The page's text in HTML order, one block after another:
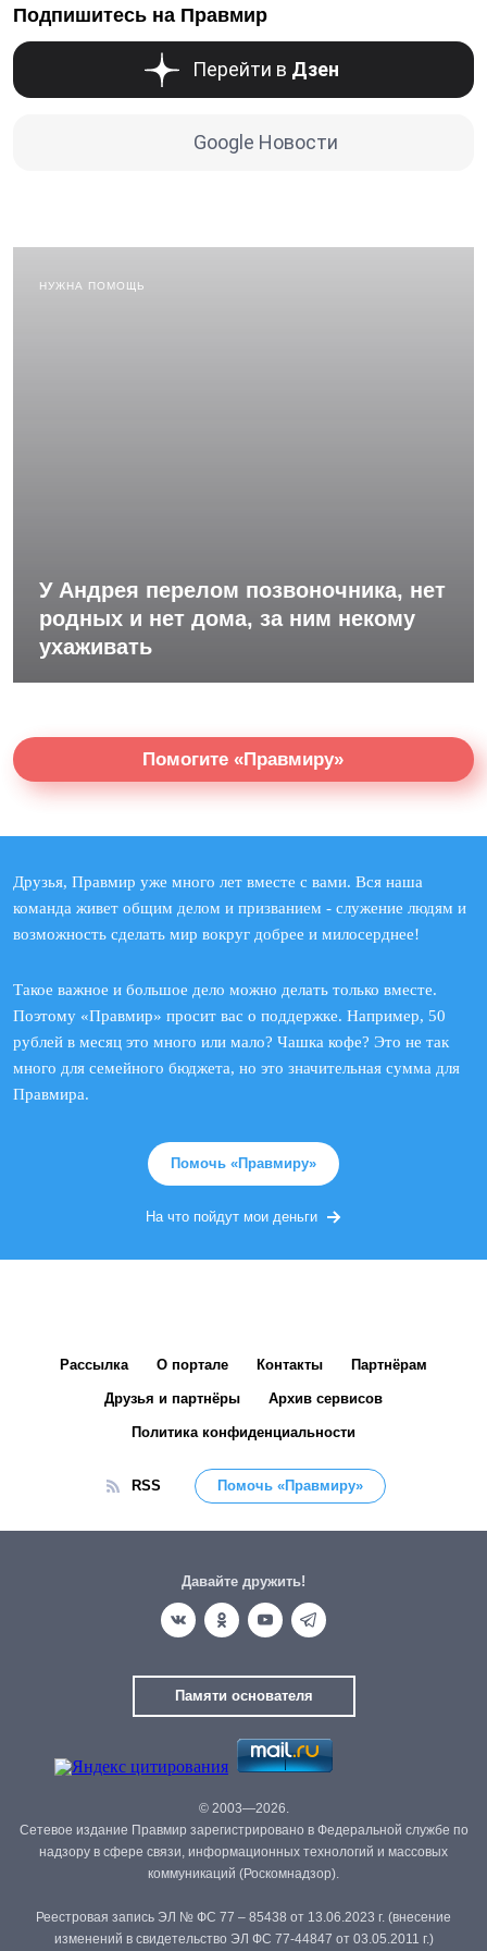
Подпишитесь на Правмир
Перейти в Дзен
Google Новости
НУЖНА ПОМОЩЬ
У Андрея перелом позвоночника, нет
родных и нет дома, за ним некому
ухаживать
Помогите «Правмиру»
Друзья, Правмир уже много лет вместе с вами. Вся наша
команда живет общим делом и призванием - служение людям и
возможность сделать мир вокруг добрее и милосерднее!
Такое важное и большое дело можно делать только вместе.
Поэтому «Правмир» просит вас о поддержке. Например, 50
рублей в месяц это много или мало? Чашка кофе? Это не так
много для семейного бюджета, но это значительная сумма для
Правмира.
Помочь «Правмиру»
На что пойдут мои деньги
Рассылка О портале Контакты Партнёрам
Друзья и партнёры Архив сервисов
Политика конфиденциальности
RSS Помочь «Правмиру»
Давайте дружить!
Памяти основателя
© 2003—2026.
Сетевое издание Правмир зарегистрировано в Федеральной службе по
надзору в сфере связи, информационных технологий и массовых
коммуникаций (Роскомнадзор).
Реестровая запись ЭЛ № ФС 77 – 85438 от 13.06.2023 г. (внесение
изменений в свидетельство ЭЛ ФС 77-44847 от 03.05.2011 г.)